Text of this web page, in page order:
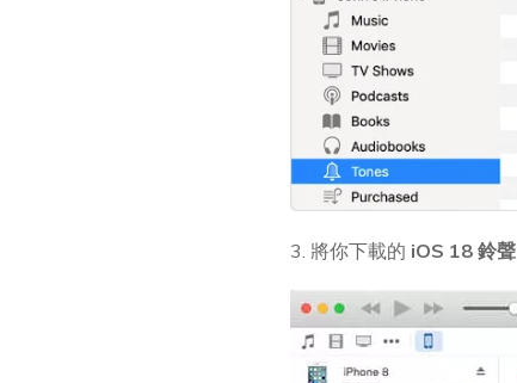
3. 將你下載的 iOS 18 鈴聲